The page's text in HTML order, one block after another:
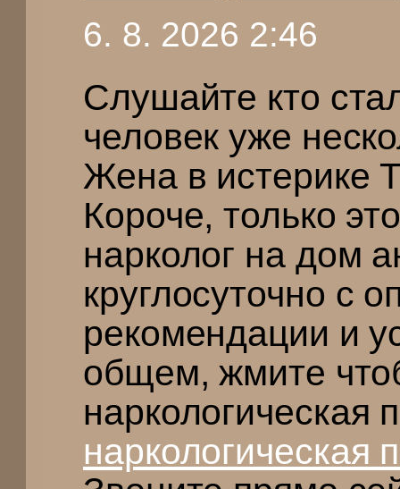
6. 8. 2026 2:46
Слушайте кто
человек уже
Жена в истерике
Короче, только
нарколог на дом
круглосуточно с
рекомендации и
общем, жмите